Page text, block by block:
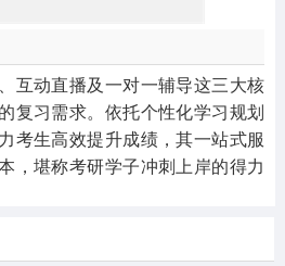
互动直播及一对一辅导这三大核
复习需求。依托个性化学习规划
考生高效提升成绩，其一站式服
，堪称考研学子冲刺上岸的得力